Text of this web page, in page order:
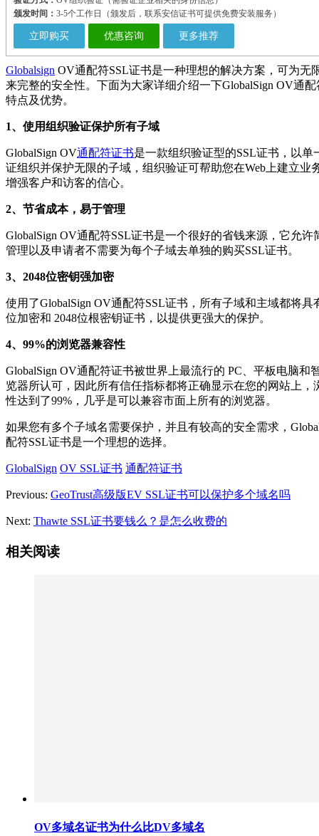
颁发时间： 3-5个工作日（颁发后，联系安信证书可提供免费安装服务）
立即购买 优惠咨询 更多推荐
Globalsign OV通配符SSL证书是一种理想的解决方案，可为无
来完整的安全性。下面为大家详细介绍一下GlobalSign OV通配
特点及优势。
1、使用组织验证保护所有子域
GlobalSign OV通配符证书是一款组织验证型的SSL证书，以单
证组织并保护无限的子域，组织验证可帮助您在Web上建立业
增强客户和访客的信心。
2、节省成本，易于管理
GlobalSign OV通配符SSL证书是一个很好的省钱来源，它允许
管理以及申请者不需要为每个子域去单独的购买SSL证书。
3、2048位密钥强加密
使用了GlobalSign OV通配符SSL证书，所有子域和主域都将具
位加密和 2048位根密钥证书，以提供更强大的保护。
4、99%的浏览器兼容性
GlobalSign OV通配符证书被世界上最流行的 PC、平板电脑和
览器所认可，因此所有信任指标都将正确显示在您的网站上，
性达到了99%，几乎是可以兼容市面上所有的浏览器。
如果您有多个子域名需要保护，并且有较高的安全需求，
配符SSL证书是一个理想的选择。
GlobalSign OV SSL证书 通配符证书
Previous: GeoTrust高级版EV SSL证书可以保护多个域名吗
Next: Thawte SSL证书要钱么？是怎么收费的
相关阅读
OV多域名证书为什么比DV多域名